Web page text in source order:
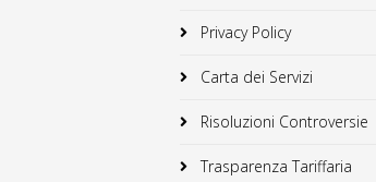
Privacy Policy
Carta dei Servizi
Risoluzioni Controversie
Trasparenza Tariffaria